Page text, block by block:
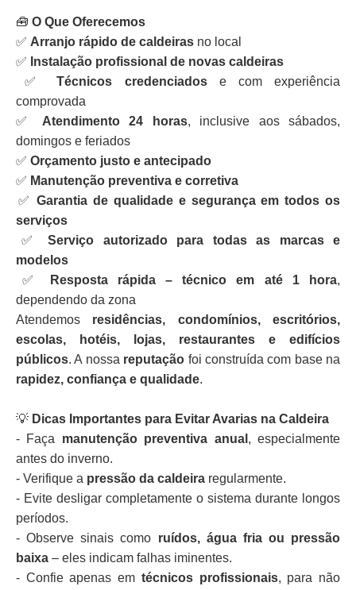
🧰 O Que Oferecemos
✅ Arranjo rápido de caldeiras no local
✅ Instalação profissional de novas caldeiras
✅Técnicos credenciadose com experiência
comprovada
✅ Atendimento 24 horas, inclusive aos sábados,
domingos e feriados
✅ Orçamento justo e antecipado
✅ Manutenção preventiva e corretiva
✅Garantia de qualidade e segurança em todos os
serviços
✅Serviço autorizado para todas as marcas e
modelos
✅
Resposta rápida – técnico em até 1 hora,
dependendo da zona
Atendemos residências, condomínios, escritórios,
escolas, hotéis, lojas, restaurantes e edifícios
públicos. A nossa reputação foi construída com base na
rapidez, confiança e qualidade.
💡 Dicas Importantes para Evitar Avarias na Caldeira
- Faça manutenção preventiva anual , especialmente
antes do inverno.
- Verifique a pressão da caldeira regularmente.
- Evite desligar completamente o sistema durante longos
períodos.
- Observe sinais como ruídos, água fria ou pressão
baixa – eles indicam falhas iminentes.
- Confie apenas em técnicos profissionais, para não